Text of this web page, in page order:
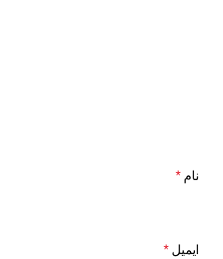
نام *
ایمیل *